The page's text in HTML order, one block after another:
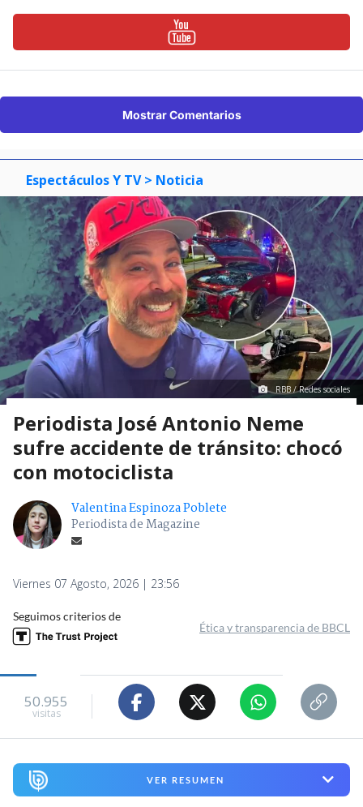
Mostrar Comentarios
Espectáculos Y TV > Noticia
RBB / Redes sociales
Periodista José Antonio Neme
sufre accidente de tránsito: chocó
con motociclista
Valentina Espinoza Poblete
Periodista de Magazine
Viernes 07 Agosto, 2026 | 23:56
Seguimos criterios de
Ética y transparencia de BBCL
50.955
visitas
VER RESUMEN